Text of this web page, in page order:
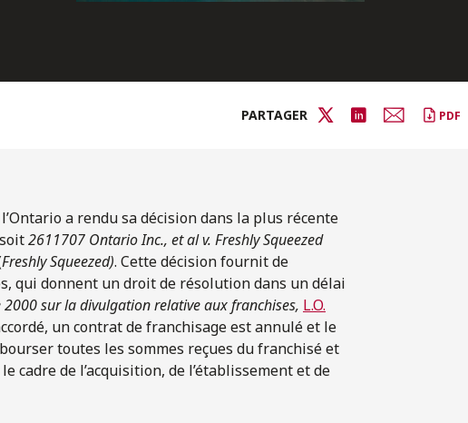
PARTAGER PDF
a rendu sa décision dans la plus récente
2611707 Ontario Inc., et al v. Freshly Squeezed
Freshly Squeezed). Cette décision fournit de
qui donnent un droit de résolution dans un délai
sur la divulgation relative aux franchises, L.O.
un contrat de franchisage est annulé et le
toutes les sommes reçues du franchisé et
cadre de l’acquisition, de l’établissement et de